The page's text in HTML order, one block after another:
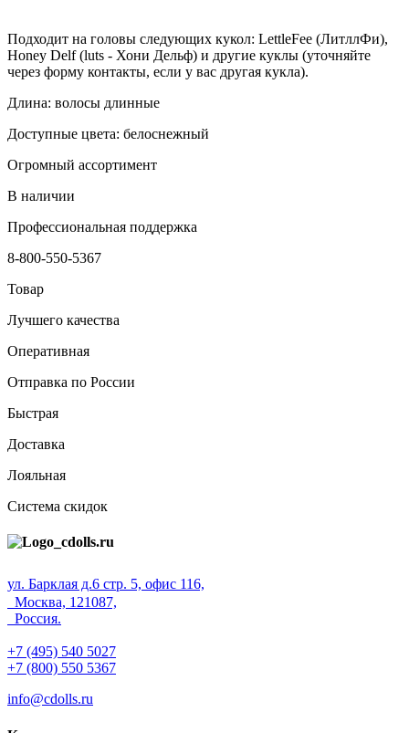
Подходит на головы следующих кукол: LettleFee (ЛитллФи),
Honey Delf (luts - Хони Дельф) и другие куклы (уточняйте
через форму контакты, если у вас другая кукла).
Длина: волосы длинные
Доступные цвета: белоснежный
Огромный ассортимент
В наличии
Профессиональная поддержка
8-800-550-5367
Товар
Лучшего качества
Оперативная
Отправка по России
Быстрая
Доставка
Лояльная
Система скидок
ул. Барклая д.6 стр. 5, офис 116,
Москва, 121087,
Россия.
+7 (495) 540 5027
+7 (800) 550 5367
info@cdolls.ru